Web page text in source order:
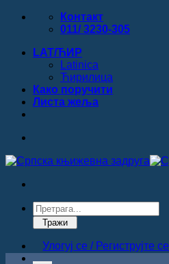
Прескочи
Контакт
011/ 3230-305
LAT/ЋИР
Latinica
Ћирилица
Како поручити
Листa жеља
Products
search
Тражи
Улогуј се / Региструјте се